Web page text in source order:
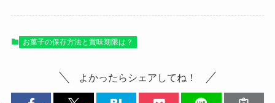
お菓子の保存方法と賞味期限は？
よかったらシェアしてね！